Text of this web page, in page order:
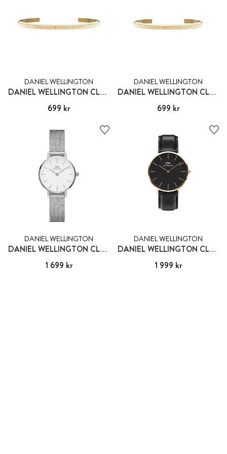
DANIEL WELLINGTON
DANIEL WELLINGTON CLASSIC BRACELET GOLD - LARGE
Pris:699 kr
699 kr
DANIEL WELLINGTON
DANIEL WELLINGTON CLASSIC BRACELET GOLD - SMALL
Pris:699 kr
699 kr
DANIEL WELLINGTON
DANIEL WELLINGTON CLASSIC PETITE STERLING
Pris :1 699 kr
1 699 kr
DANIEL WELLINGTON
DANIEL WELLINGTON CLASSIC SHEFFIELD
Pris :1 999 kr
1 999 kr